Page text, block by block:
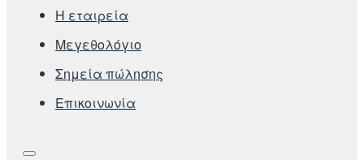
Η εταιρεία
Μεγεθολόγιο
Σημεία πώλησης
Επικοινωνία